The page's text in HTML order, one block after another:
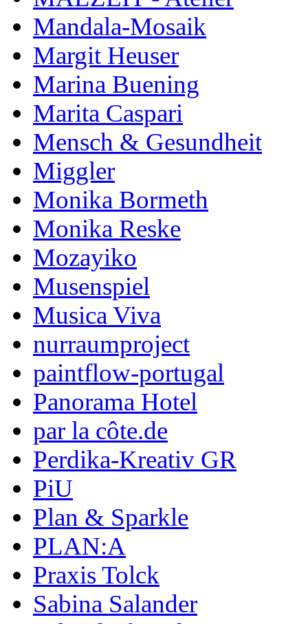
Mandala-Mosaik
Margit Heuser
Marina Buening
Marita Caspari
Mensch & Gesundheit
Miggler
Monika Bormeth
Monika Reske
Mozayiko
Musenspiel
Musica Viva
nurraumproject
paintflow-portugal
Panorama Hotel
par la côte.de
Perdika-Kreativ GR
PiU
Plan & Sparkle
PLAN:A
Praxis Tolck
Sabina Salander